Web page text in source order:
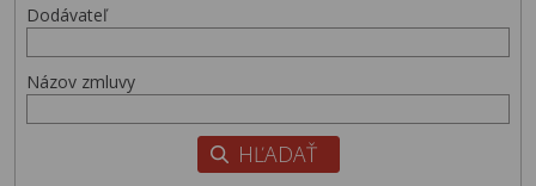
Dodávateľ
Názov zmluvy